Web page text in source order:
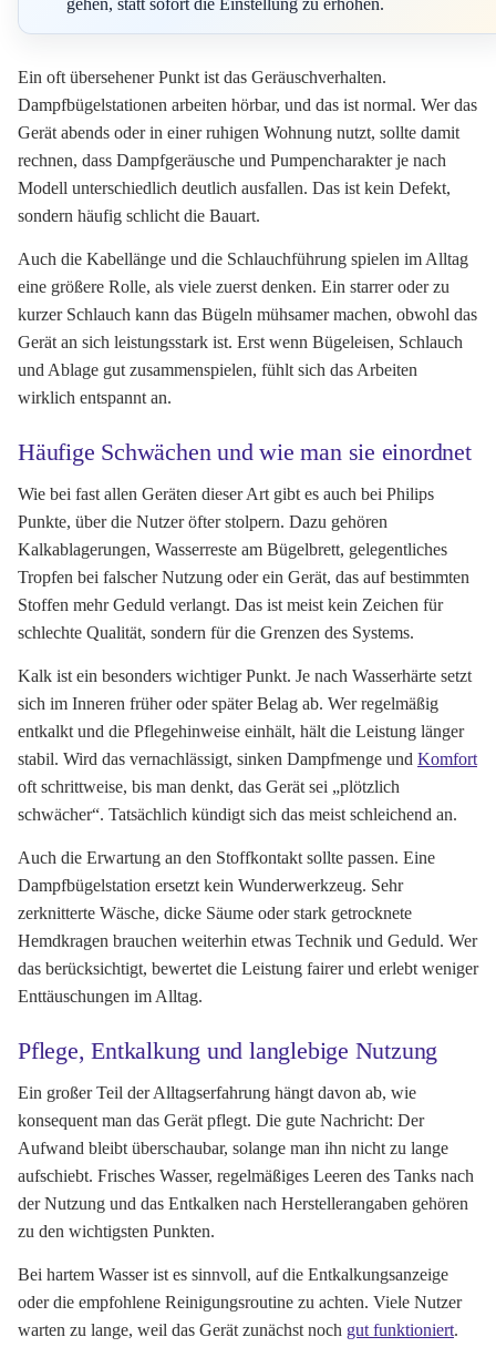
gehen, statt sofort die Einstellung zu erhöhen.
Ein oft übersehener Punkt ist das Geräuschverhalten.
Dampfbügelstationen arbeiten hörbar, und das ist normal. Wer das
Gerät abends oder in einer ruhigen Wohnung nutzt, sollte damit
rechnen, dass Dampfgeräusche und Pumpencharakter je nach
Modell unterschiedlich deutlich ausfallen. Das ist kein Defekt,
sondern häufig schlicht die Bauart.
Auch die Kabellänge und die Schlauchführung spielen im Alltag
eine größere Rolle, als viele zuerst denken. Ein starrer oder zu
kurzer Schlauch kann das Bügeln mühsamer machen, obwohl das
Gerät an sich leistungsstark ist. Erst wenn Bügeleisen, Schlauch
und Ablage gut zusammenspielen, fühlt sich das Arbeiten
wirklich entspannt an.
Häufige Schwächen und wie man sie einordnet
Wie bei fast allen Geräten dieser Art gibt es auch bei Philips
Punkte, über die Nutzer öfter stolpern. Dazu gehören
Kalkablagerungen, Wasserreste am Bügelbrett, gelegentliches
Tropfen bei falscher Nutzung oder ein Gerät, das auf bestimmten
Stoffen mehr Geduld verlangt. Das ist meist kein Zeichen für
schlechte Qualität, sondern für die Grenzen des Systems.
Kalk ist ein besonders wichtiger Punkt. Je nach Wasserhärte setzt
sich im Inneren früher oder später Belag ab. Wer regelmäßig
entkalkt und die Pflegehinweise einhält, hält die Leistung länger
stabil. Wird das vernachlässigt, sinken Dampfmenge und Komfort
oft schrittweise, bis man denkt, das Gerät sei „plötzlich
schwächer“. Tatsächlich kündigt sich das meist schleichend an.
Auch die Erwartung an den Stoffkontakt sollte passen. Eine
Dampfbügelstation ersetzt kein Wunderwerkzeug. Sehr
zerknitterte Wäsche, dicke Säume oder stark getrocknete
Hemdkragen brauchen weiterhin etwas Technik und Geduld. Wer
das berücksichtigt, bewertet die Leistung fairer und erlebt weniger
Enttäuschungen im Alltag.
Pflege, Entkalkung und langlebige Nutzung
Ein großer Teil der Alltagserfahrung hängt davon ab, wie
konsequent man das Gerät pflegt. Die gute Nachricht: Der
Aufwand bleibt überschaubar, solange man ihn nicht zu lange
aufschiebt. Frisches Wasser, regelmäßiges Leeren des Tanks nach
der Nutzung und das Entkalken nach Herstellerangaben gehören
zu den wichtigsten Punkten.
Bei hartem Wasser ist es sinnvoll, auf die Entkalkungsanzeige
oder die empfohlene Reinigungsroutine zu achten. Viele Nutzer
warten zu lange, weil das Gerät zunächst noch gut funktioniert.